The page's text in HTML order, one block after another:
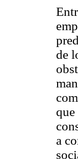
de
a